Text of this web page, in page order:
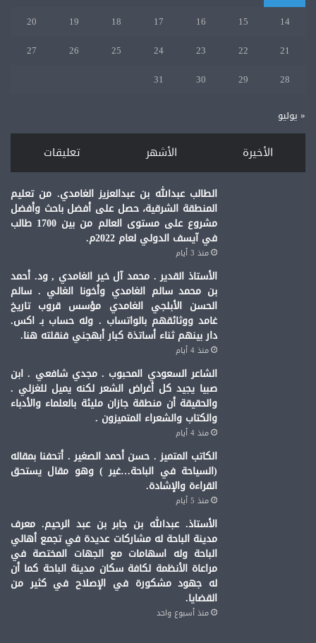
14
15
16
17
18
19
20
21
22
23
24
25
26
27
28
29
30
31
« يوليو
الأخيرة الأشهر تعليقات
الطالب عبدالله بن عبدالعزيز الغامدي. من تعليم
المنطقة الشرقية، حصل على أفضل باحث وأفضل
مشروع على مستوى العالم من بين 1700 طالب
في آيسف الدولي لعام 2022م.
منذ 3 أيام
الأستاذ القدير . محمد آل خير الغامدي , ود. أحمد
بن محمد سالم الغامدي وأخونا الغالي . سالم
الحسن الأبلجي الغامدي مؤسس قروب تاريخ
غامد ووثائقهم بالواتساب . وله حساب بـ اكس.
دار بينهم ثناء أساتذة كبار أبهجني فنقلته هنا.
منذ 4 أيام
الشاعر السعودي المحبوب . مجدي شافعي . ابن
صبيا يجيد كل أغراض الشعر لكنه يميل للغزلي .
والحقيقة أن منطقة جازان مليئة بالعلماء والأدباء
والكتاب والشعراء المتميزون .
منذ 4 أيام
الكاتب المتميز . حسن أحمد الصغير . أتحفنا بمقاله
(السياحة في الباحة…غير ) وهو مقال يستحق
القراءة والإشادة.
منذ 5 أيام
الأستاذ. عبدالله بن جابر بن عبد الرحيم. معرف
مدينة الباحة له مشاركات عديدة في تجمع أهالي
الباحة وله اسهامات مع الجهات المختصة في
مراعاة الأنظمة لكافة سكان مدينة الباحة كما أن
له جهود مشكورة في الإصلاح في كثير من
القضايا.
منذ أسبوع واحد